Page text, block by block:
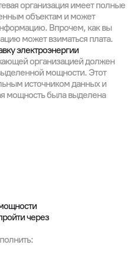
организация имеет полные
объектам и может
Впрочем, как вы
может взиматься плата.
электроэнергии
организацией должен
мощности. Этот
источником данных и
мощность была выделена
через